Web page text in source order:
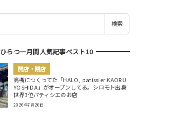
検索
ひらつー月間人気記事ベスト10
開店・閉店
高槻につくってた「HALO, patissier KAORU
YOSHIDA」がオープンしてる。シロモト出身
世界3位パティシエのお店
2026年7月26日